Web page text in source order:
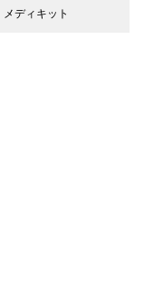
メディキット